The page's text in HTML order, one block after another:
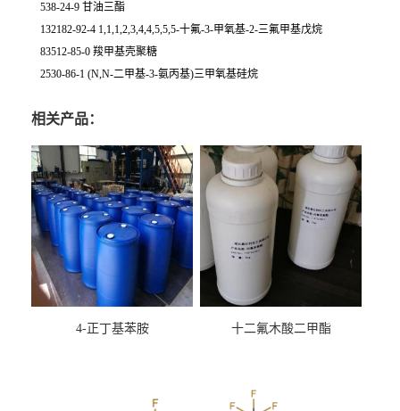
538-24-9 甘油三酯
132182-92-4 1,1,1,2,3,4,4,5,5,5-十氟-3-甲氧基-2-三氟甲基戊烷
83512-85-0 羧甲基壳聚糖
2530-86-1 (N,N-二甲基-3-氨丙基)三甲氧基硅烷
相关产品：
4-正丁基苯胺 十二氟木酸二甲酯